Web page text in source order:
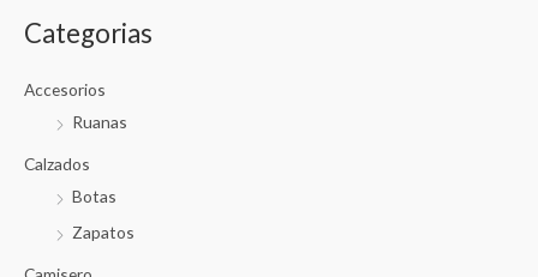
Categorias
Accesorios
Ruanas
Calzados
Botas
Zapatos